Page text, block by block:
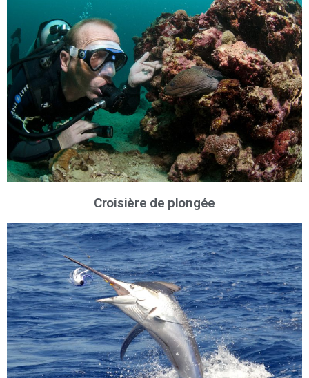
Croisière de plongée